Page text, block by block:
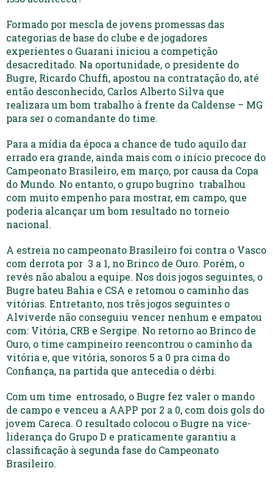
Formado por mescla de jovens promessas das
categorias de base do clube e de jogadores
experientes o Guarani iniciou a competição
desacreditado. Na oportunidade, o presidente do
Bugre, Ricardo Chuffi, apostou na contratação do, até
então desconhecido, Carlos Alberto Silva que
realizara um bom trabalho à frente da Caldense – MG
para ser o comandante do time.
Para a mídia da época a chance de tudo aquilo dar
errado era grande, ainda mais com o início precoce do
Campeonato Brasileiro, em março, por causa da Copa
do Mundo. No entanto, o grupo bugrino trabalhou
com muito empenho para mostrar, em campo, que
poderia alcançar um bom resultado no torneio
nacional.
A estreia no campeonato Brasileiro foi contra o Vasco
com derrota por 3 a 1, no Brinco de Ouro. Porém, o
revés não abalou a equipe. Nos dois jogos seguintes, o
Bugre bateu Bahia e CSA e retomou o caminho das
vitórias. Entretanto, nos três jogos seguintes o
Alviverde não conseguiu vencer nenhum e empatou
com: Vitória, CRB e Sergipe. No retorno ao Brinco de
Ouro, o time campineiro reencontrou o caminho da
vitória e, que vitória, sonoros 5 a 0 pra cima do
Confiança, na partida que antecedia o dérbi.
Com um time entrosado, o Bugre fez valer o mando
de campo e venceu a AAPP por 2 a 0, com dois gols do
jovem Careca. O resultado colocou o Bugre na vice-
liderança do Grupo D e praticamente garantiu a
classificação à segunda fase do Campeonato
Brasileiro.